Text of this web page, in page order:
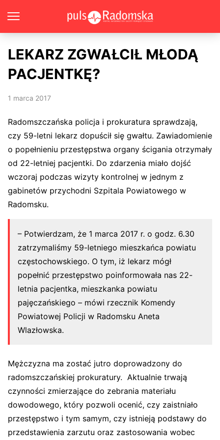
LEKARZ ZGWAŁCIŁ MŁODĄ
PACJENTKĘ?
1 marca 2017
Radomszczańska policja i prokuratura sprawdzają,
czy 59-letni lekarz dopuścił się gwałtu. Zawiadomienie
o popełnieniu przestępstwa organy ścigania otrzymały
od 22-letniej pacjentki. Do zdarzenia miało dojść
wczoraj podczas wizyty kontrolnej w jednym z
gabinetów przychodni Szpitala Powiatowego w
Radomsku.
– Potwierdzam, że 1 marca 2017 r. o godz. 6.30
zatrzymaliśmy 59-letniego mieszkańca powiatu
częstochowskiego. O tym, iż lekarz mógł
popełnić przestępstwo poinformowała nas 22-
letnia pacjentka, mieszkanka powiatu
pajęczańskiego – mówi rzecznik Komendy
Powiatowej Policji w Radomsku Aneta
Wlazłowska.
Mężczyzna ma zostać jutro doprowadzony do
radomszczańskiej prokuratury. Aktualnie trwają
czynności zmierzające do zebrania materiału
dowodowego, który pozwoli ocenić, czy zaistniało
przestępstwo i tym samym, czy istnieją podstawy do
przedstawienia zarzutu oraz zastosowania wobec